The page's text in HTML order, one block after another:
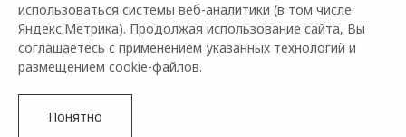
Горячая линия OMODA: +7 (495) 730-04-44
использоваться системы веб-аналитики (в том числе
Яндекс.Метрика). Продолжая использование сайта, Вы
соглашаетесь с применением указанных технологий и
размещением cookie-файлов.
Понятно